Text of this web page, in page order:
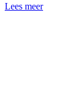
Lees meer